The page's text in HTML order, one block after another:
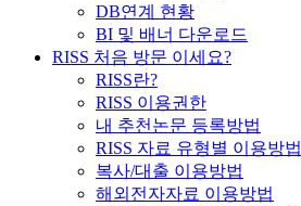
DB연계 현황
BI 및 배너 다운로드
RISS 처음 방문 이세요?
RISS란?
RISS 이용권한
내 추천논문 등록방법
RISS 자료 유형별 이용방법
복사/대출 이용방법
해외전자자료 이용방법